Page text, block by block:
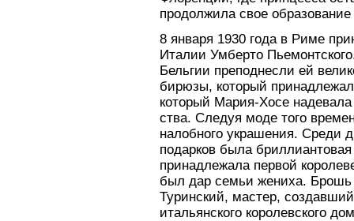
продолжила свое
8 января 1930 года в Риме
Италии Умберто
Бельгии преподнесли ей
бирюзы, который
который Мария-Хосе
ства. Следуя моде того
налобного украшения. Среди
подарков была
принадлежала первой
был дар семьи жениха.
Туринский, мастер,
итальянского королевского